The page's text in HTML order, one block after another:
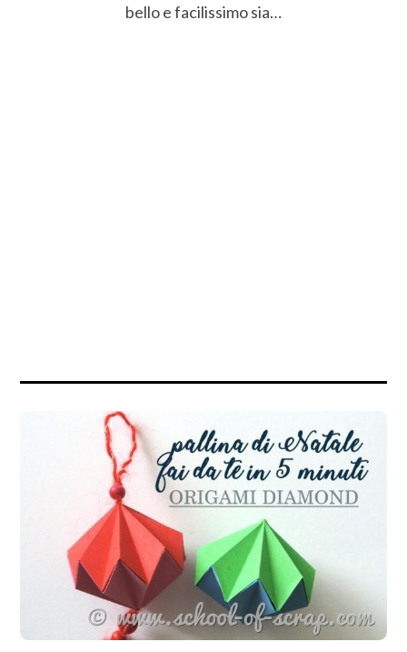
bello e facilissimo sia…